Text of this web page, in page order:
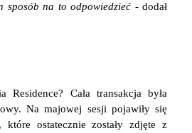
sposób na to odpowiedzieć - dodał
Cała transakcja była
Na majowej sesji pojawiły się
ostatecznie zostały zdjęte z